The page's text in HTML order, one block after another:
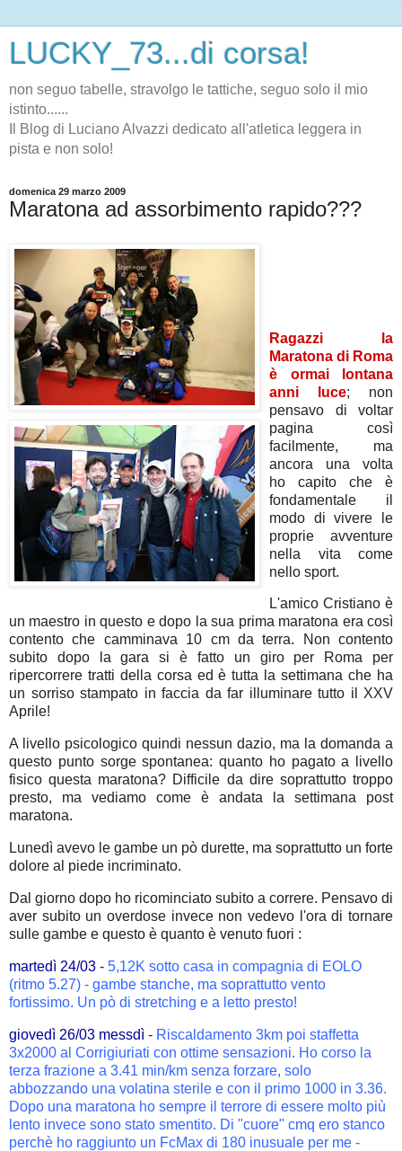
LUCKY_73...di corsa!
non seguo tabelle, stravolgo le tattiche, seguo solo il mio
istinto......
Il Blog di Luciano Alvazzi dedicato all'atletica leggera in
pista e non solo!
domenica 29 marzo 2009
Maratona ad assorbimento rapido???
Ragazzi la
Maratona di Roma
è ormai lontana
anni luce; non
pensavo di voltar
pagina così
facilmente, ma
ancora una volta
ho capito che è
fondamentale il
modo di vivere le
proprie avventure
nella vita come
nello sport.
L'amico Cristiano è
un maestro in questo e dopo la sua prima maratona era così
contento che camminava 10 cm da terra. Non contento
subito dopo la gara si è fatto un giro per Roma per
ripercorrere tratti della corsa ed è tutta la settimana che ha
un sorriso stampato in faccia da far illuminare tutto il XXV
Aprile!
A livello psicologico quindi nessun dazio, ma la domanda a
questo punto sorge spontanea: quanto ho pagato a livello
fisico questa maratona? Difficile da dire soprattutto troppo
presto, ma vediamo come è andata la settimana post
maratona.
Lunedì avevo le gambe un pò durette, ma soprattutto un forte
dolore al piede incriminato.
Dal giorno dopo ho ricominciato subito a correre. Pensavo di
aver subito un overdose invece non vedevo l'ora di tornare
sulle gambe e questo è quanto è venuto fuori :
martedì 24/03 - 5,12K sotto casa in compagnia di EOLO
(ritmo 5.27) - gambe stanche, ma soprattutto vento
fortissimo. Un pò di stretching e a letto presto!
giovedì 26/03 messdì - Riscaldamento 3km poi staffetta
3x2000 al Corrigiuriati con ottime sensazioni. Ho corso la
terza frazione a 3.41 min/km senza forzare, solo
abbozzando una volatina sterile e con il primo 1000 in 3.36.
Dopo una maratona ho sempre il terrore di essere molto più
lento invece sono stato smentito. Di "cuore" cmq ero stanco
perchè ho raggiunto un FcMax di 180 inusuale per me -